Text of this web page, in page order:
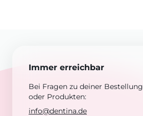
Immer erreichbar
Bei Fragen zu deiner Bestellung
oder Produkten:
info@dentina.de